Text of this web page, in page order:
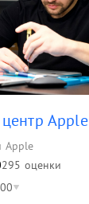
Apple
Apple
295 оценки